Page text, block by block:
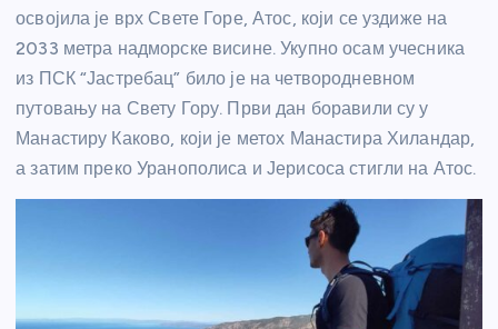
освојила је врх Свете Горе, Атос, који се уздиже на
2033 метра надморске висине. Укупно осам учесника
из ПСК “Јастребац” било је на четвородневном
путовању на Свету Гору. Први дан боравили су у
Манастиру Каково, који је метох Манастира Хиландар,
а затим преко Уранополиса и Јерисоса стигли на Атос.